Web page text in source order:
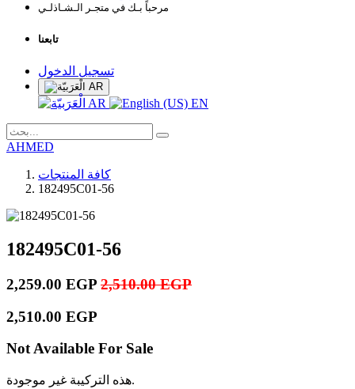
مرحباً بـك في متجـر الـشـاذلـي
تابعنا
تسجيل الدخول
AR
AR EN
AHMED
كافة المنتجات
182495C01-56
182495C01-56
2,259.00 EGP 2,510.00EGP
2,510.00 EGP
Not Available For Sale
هذه التركيبة غير موجودة.